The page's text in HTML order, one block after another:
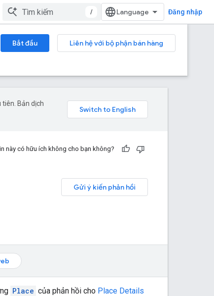
/ Đăng nhập
Bắt đầu
Liên hệ với bộ phận bán hàng
tiên. Bản dịch
này có hữu ích không cho bạn không?
Gửi ý kiến phản hồi
Place của phản hồi cho Place Details